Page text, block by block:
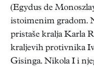
(Egydus de
istoimenim gradom.
pristaše kralja Karla
kraljevih protivnika
Gisinga. Nikola I i